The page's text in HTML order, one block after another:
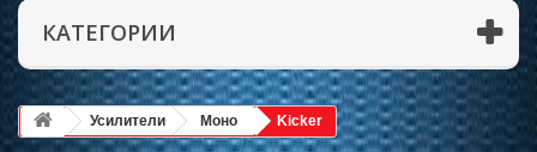
КАТЕГОРИИ
Усилители Моно Kicker